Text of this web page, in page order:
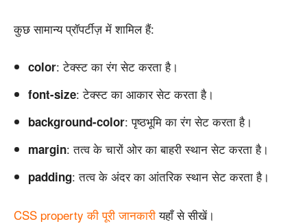
कुछ सामान्य प्रॉपर्टीज़ में शामिल हैं:
color: टेक्स्ट का रंग सेट करता है।
font-size: टेक्स्ट का आकार सेट करता है।
background-color: पृष्ठभूमि का रंग सेट करता है।
margin: तत्व के चारों ओर का बाहरी स्थान सेट करता है।
padding: तत्व के अंदर का आंतरिक स्थान सेट करता है।
CSS property की पूरी जानकारीयहाँ से सीखें।